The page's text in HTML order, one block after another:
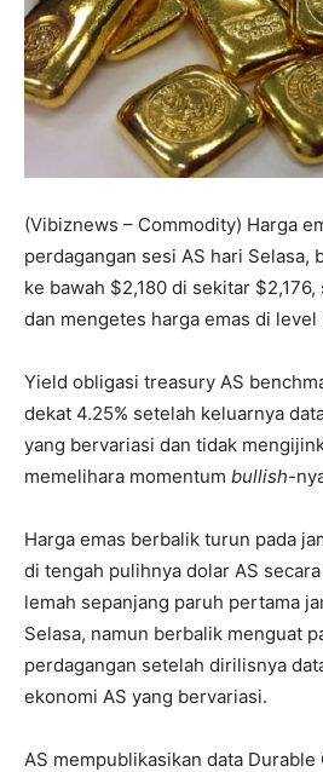
(Vibiznews – Commodity) Harga
perdagangan sesi AS hari Selasa,
ke bawah $2,180 di sekitar
dan mengetes harga emas di level
Yield obligasi treasury AS
dekat 4.25% setelah keluarnya
yang bervariasi dan tidak
memelihara momentum bullish-
Harga emas berbalik turun pada
di tengah pulihnya dolar AS
lemah sepanjang paruh pertama
Selasa, namun berbalik menguat
perdagangan setelah dirilisnya
ekonomi AS yang bervariasi.
AS mempublikasikan data Durable